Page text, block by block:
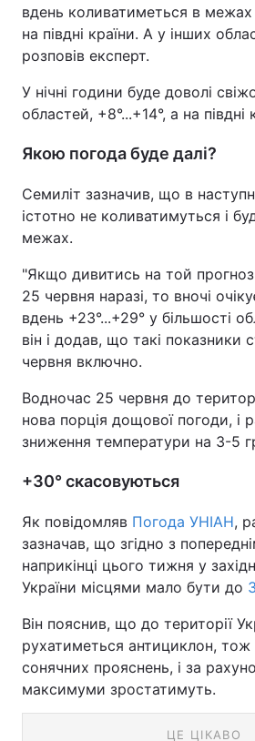
вдень коливатиметься в межах
на півдні країни. А у інших
розповів експерт.
У нічні години буде доволі
областей, +8°...+14°, а на півдні
Якою погода буде далі?
Семиліт зазначив, що в
істотно не коливатимуться і
межах.
"Якщо дивитись на той
25 червня наразі, то вночі
вдень +23°...+29° у більшості
він і додав, що такі показники
червня включно.
Водночас 25 червня до
нова порція дощової погоди, і
зниження температури на 3-5
+30° скасовуються
Як повідомляв Погода УНІАН,
зазначав, що згідно з
наприкінці цього тижня у
України місцями мало бути до
Він пояснив, що до території
рухатиметься антициклон, тож
сонячних прояснень, і за
максимуми зростатимуть.